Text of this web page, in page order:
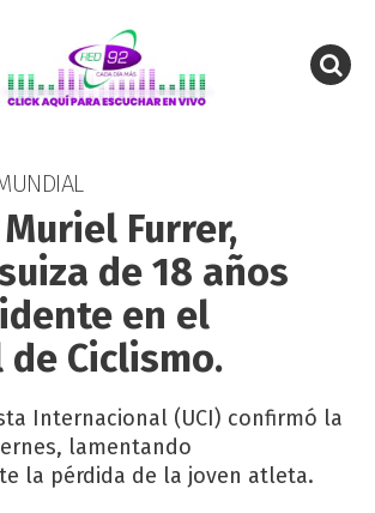
Furrer,
de 18 años
en el
Ciclismo.
Internacional (UCI) confirmó la
lamentando
la pérdida de la joven atleta.